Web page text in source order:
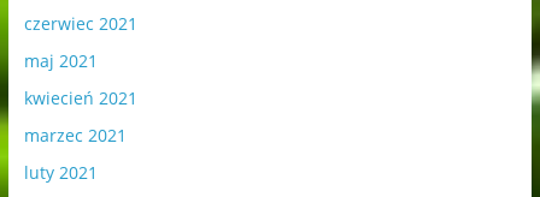
czerwiec 2021
maj 2021
kwiecień 2021
marzec 2021
luty 2021